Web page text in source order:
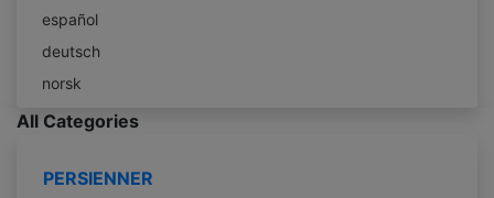
español
deutsch
norsk
All Categories
PERSIENNER